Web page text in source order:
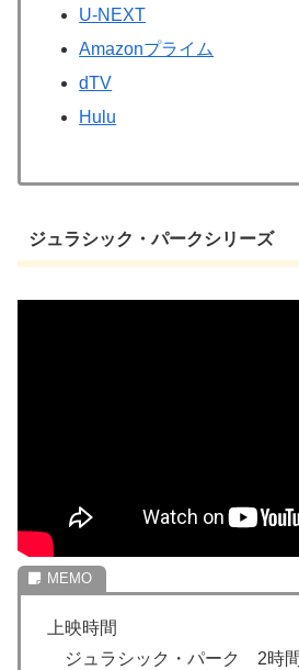
U-NEXT
Amazonプライム
dTV
Hulu
ジュラシック・パークシリーズ
上映時間
ジュラシック・パーク 2時